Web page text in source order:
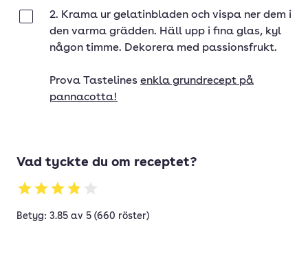
2. Krama ur gelatinbladen och vispa ner dem i
den varma grädden. Häll upp i fina glas, kyl
någon timme. Dekorera med passionsfrukt.
Prova Tastelines enkla grundrecept på
pannacotta!
Vad tyckte du om receptet?
Betyg: 3.85 av 5 (660 röster)